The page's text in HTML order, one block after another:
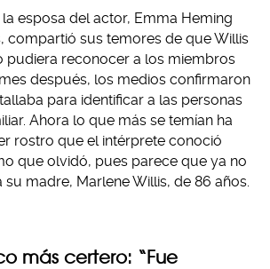
la esposa del actor, Emma Heming
compartió sus temores de que Willis
pudiera reconocer a los miembros
después, los medios confirmaron
para identificar a las personas
Ahora lo que más se temían ha
rostro que el intérprete conoció
que olvidó, pues parece que ya no
madre, Marlene Willis, de 86 años.
más certero: “Fue